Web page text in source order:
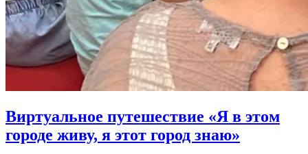
Виртуальное путешествие «Я в этом
городе живу, я этот город знаю»